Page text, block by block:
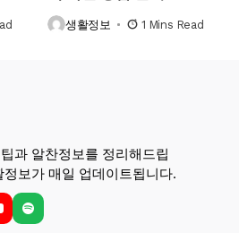
생활정보 1 Mins Read
과 알찬정보를 정리해드립
보가 매일 업데이트됩니다.